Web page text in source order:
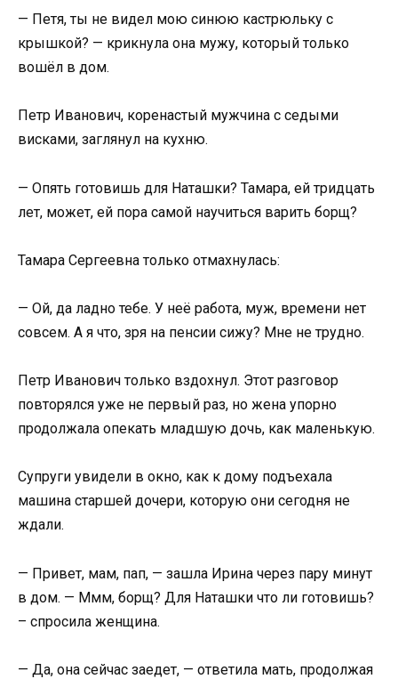
— Петя, ты не видел мою синюю кастрюльку с
крышкой? — крикнула она мужу, который только
вошёл в дом.
Петр Иванович, коренастый мужчина с седыми
висками, заглянул на кухню.
— Опять готовишь для Наташки? Тамара, ей тридцать
лет, может, ей пора самой научиться варить борщ?
Тамара Сергеевна только отмахнулась:
— Ой, да ладно тебе. У неё работа, муж, времени нет
совсем. А я что, зря на пенсии сижу? Мне не трудно.
Петр Иванович только вздохнул. Этот разговор
повторялся уже не первый раз, но жена упорно
продолжала опекать младшую дочь, как маленькую.
Супруги увидели в окно, как к дому подъехала
машина старшей дочери, которую они сегодня не
ждали.
— Привет, мам, пап, — зашла Ирина через пару минут
в дом. — Ммм, борщ? Для Наташки что ли готовишь?
– спросила женщина.
— Да, она сейчас заедет, — ответила мать, продолжая